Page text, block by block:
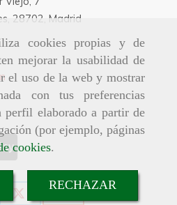
cookies propias y de
mejorar la usabilidad de
el uso de la web y mostrar
con tus preferencias
perfil elaborado a partir de
(por ejemplo, páginas
cookies.
RECHAZAR
28702, Madrid